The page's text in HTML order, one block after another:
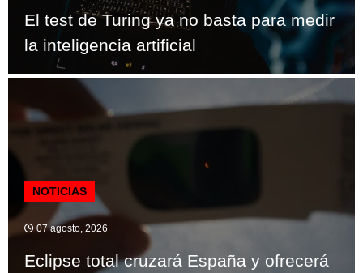
El test de Turing ya no basta para medir
la inteligencia artificial
NOTICIAS
07 agosto, 2026
Eclipse total cruzará España y ofrecerá